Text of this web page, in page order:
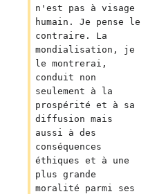
n'est pas à visage
humain. Je pense le
contraire. La
mondialisation, je
le montrerai,
conduit non
seulement à la
prospérité et à sa
diffusion mais
aussi à des
conséquences
éthiques et à une
plus grande
moralité parmi ses